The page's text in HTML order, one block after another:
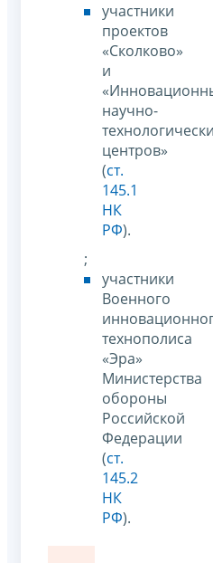
участники
проектов
«Сколково»
и
научно-
центров»
(ст.
145.1
НК
РФ).
;
участники
Военного
технополиса
«Эра»
Министерства
обороны
Российской
Федерации
(ст.
145.2
НК
РФ).